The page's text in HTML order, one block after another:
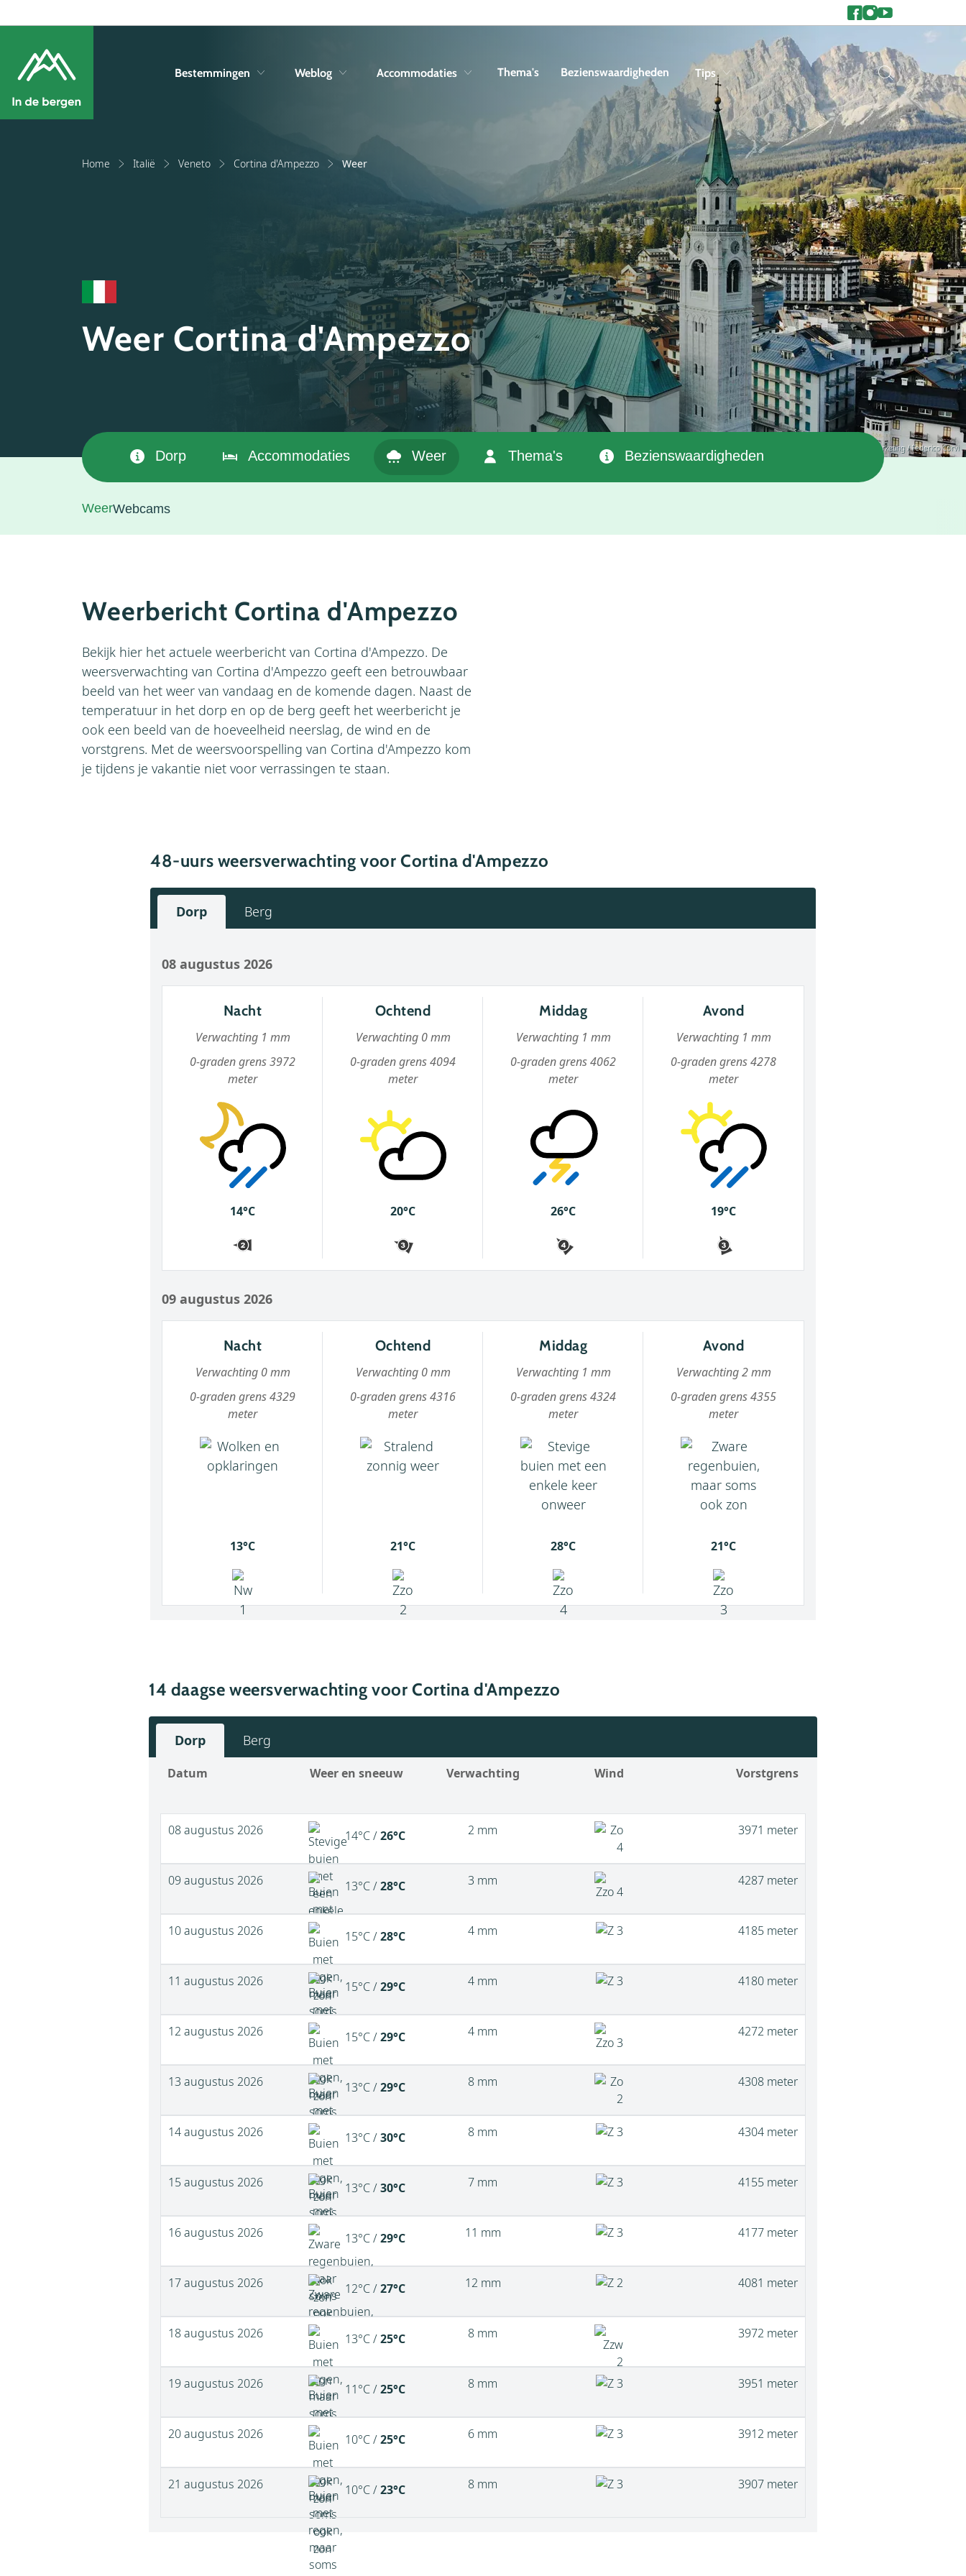
Bestemmingen Weblog Accommodaties Thema's Bezienswaardigheden Tips
© Cortina Marketing / Federico Corvi
Home Italië Veneto Cortina d'Ampezzo Weer
Weer Cortina d'Ampezzo
Dorp Accommodaties Weer Thema's Bezienswaardigheden
WeerWebcams
Weerbericht Cortina d'Ampezzo
Bekijk hier het actuele weerbericht van Cortina d'Ampezzo. De
weersverwachting van Cortina d'Ampezzo geeft een betrouwbaar
beeld van het weer van vandaag en de komende dagen. Naast de
temperatuur in het dorp en op de berg geeft het weerbericht je
ook een beeld van de hoeveelheid neerslag, de wind en de
vorstgrens. Met de weersvoorspelling van Cortina d'Ampezzo kom
je tijdens je vakantie niet voor verrassingen te staan.
48-uurs weersverwachting voor Cortina d'Ampezzo
Dorp Berg
08 augustus 2026
Nacht
Verwachting 1 mm
0-graden grens 3972
meter
14°C
Ochtend
Verwachting 0 mm
0-graden grens 4094
meter
20°C
Middag
Verwachting 1 mm
0-graden grens 4062
meter
26°C
Avond
Verwachting 1 mm
0-graden grens 4278
meter
19°C
09 augustus 2026
Nacht
Verwachting 0 mm
0-graden grens 4329
meter
13°C
Ochtend
Verwachting 0 mm
0-graden grens 4316
meter
21°C
Middag
Verwachting 1 mm
0-graden grens 4324
meter
28°C
Avond
Verwachting 2 mm
0-graden grens 4355
meter
21°C
14 daagse weersverwachting voor Cortina d'Ampezzo
Dorp Berg
Datum Weer en sneeuw Verwachting Wind Vorstgrens
08 augustus 2026 14°C /26°C 2 mm 3971 meter
09 augustus 2026 13°C /28°C 3 mm 4287 meter
10 augustus 2026 15°C /28°C 4 mm 4185 meter
11 augustus 2026 15°C /29°C 4 mm 4180 meter
12 augustus 2026 15°C /29°C 4 mm 4272 meter
13 augustus 2026 13°C /29°C 8 mm 4308 meter
14 augustus 2026 13°C /30°C 8 mm 4304 meter
15 augustus 2026 13°C /30°C 7 mm 4155 meter
16 augustus 2026 13°C /29°C 11 mm 4177 meter
17 augustus 2026 12°C /27°C 12 mm 4081 meter
18 augustus 2026 13°C /25°C 8 mm 3972 meter
19 augustus 2026 11°C /25°C 8 mm 3951 meter
20 augustus 2026 10°C /25°C 6 mm 3912 meter
21 augustus 2026 10°C /23°C 8 mm 3907 meter